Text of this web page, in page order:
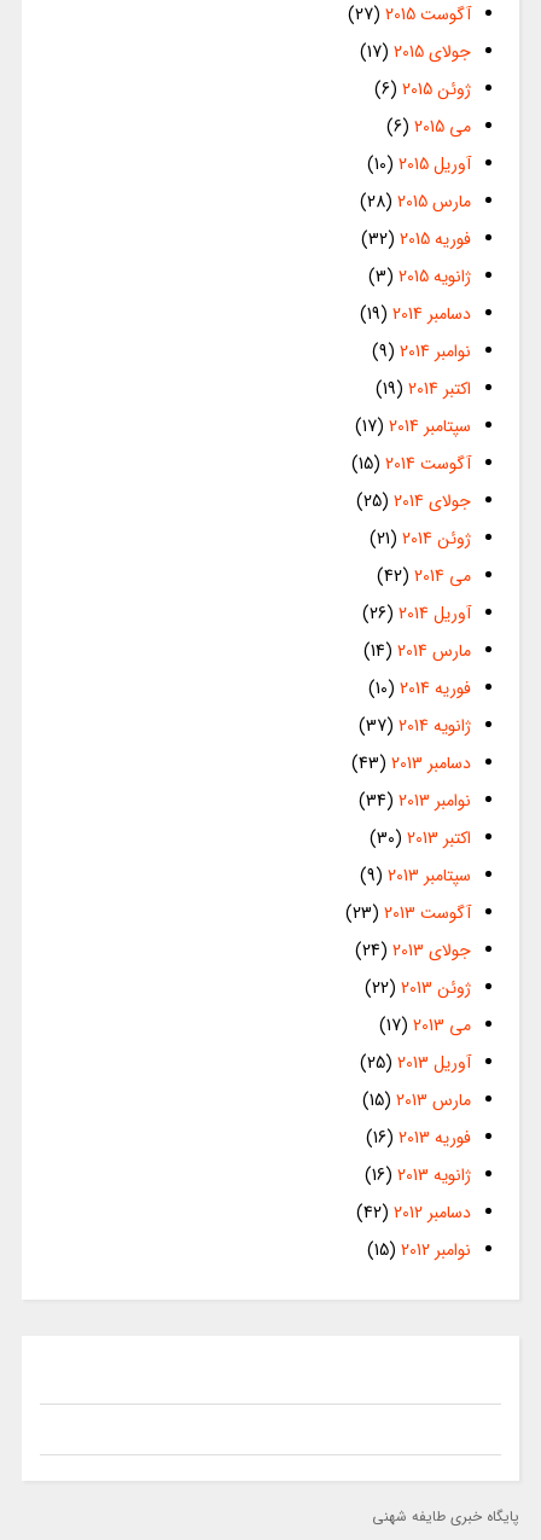
آگوست 2015
(27)
جولای 2015
(17)
ژوئن 2015
(6)
می 2015
(6)
آوریل 2015
(10)
مارس 2015
(28)
فوریه 2015
(32)
ژانویه 2015
(3)
دسامبر 2014
(19)
نوامبر 2014
(9)
اکتبر 2014
(19)
سپتامبر 2014
(17)
آگوست 2014
(15)
جولای 2014
(25)
ژوئن 2014
(21)
می 2014
(42)
آوریل 2014
(26)
مارس 2014
(14)
فوریه 2014
(10)
ژانویه 2014
(37)
دسامبر 2013
(43)
نوامبر 2013
(34)
اکتبر 2013
(30)
سپتامبر 2013
(9)
آگوست 2013
(23)
جولای 2013
(24)
ژوئن 2013
(22)
می 2013
(17)
آوریل 2013
(25)
مارس 2013
(15)
فوریه 2013
(16)
ژانویه 2013
(16)
دسامبر 2012
(42)
نوامبر 2012
(15)
پایگاه خبری طایفه شهنی